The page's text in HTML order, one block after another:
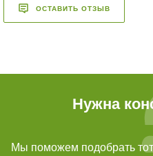
ОСТАВИТЬ ОТЗЫВ
Нужна
Мы поможем подобрать